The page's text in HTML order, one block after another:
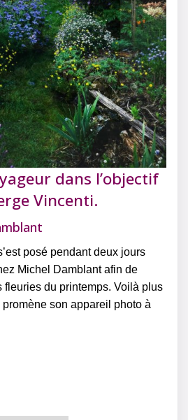
dans l’objectif
Vincenti.
posé pendant deux jours
Michel Damblant afin de
fleuries du printemps. Voilà plus
son appareil photo à